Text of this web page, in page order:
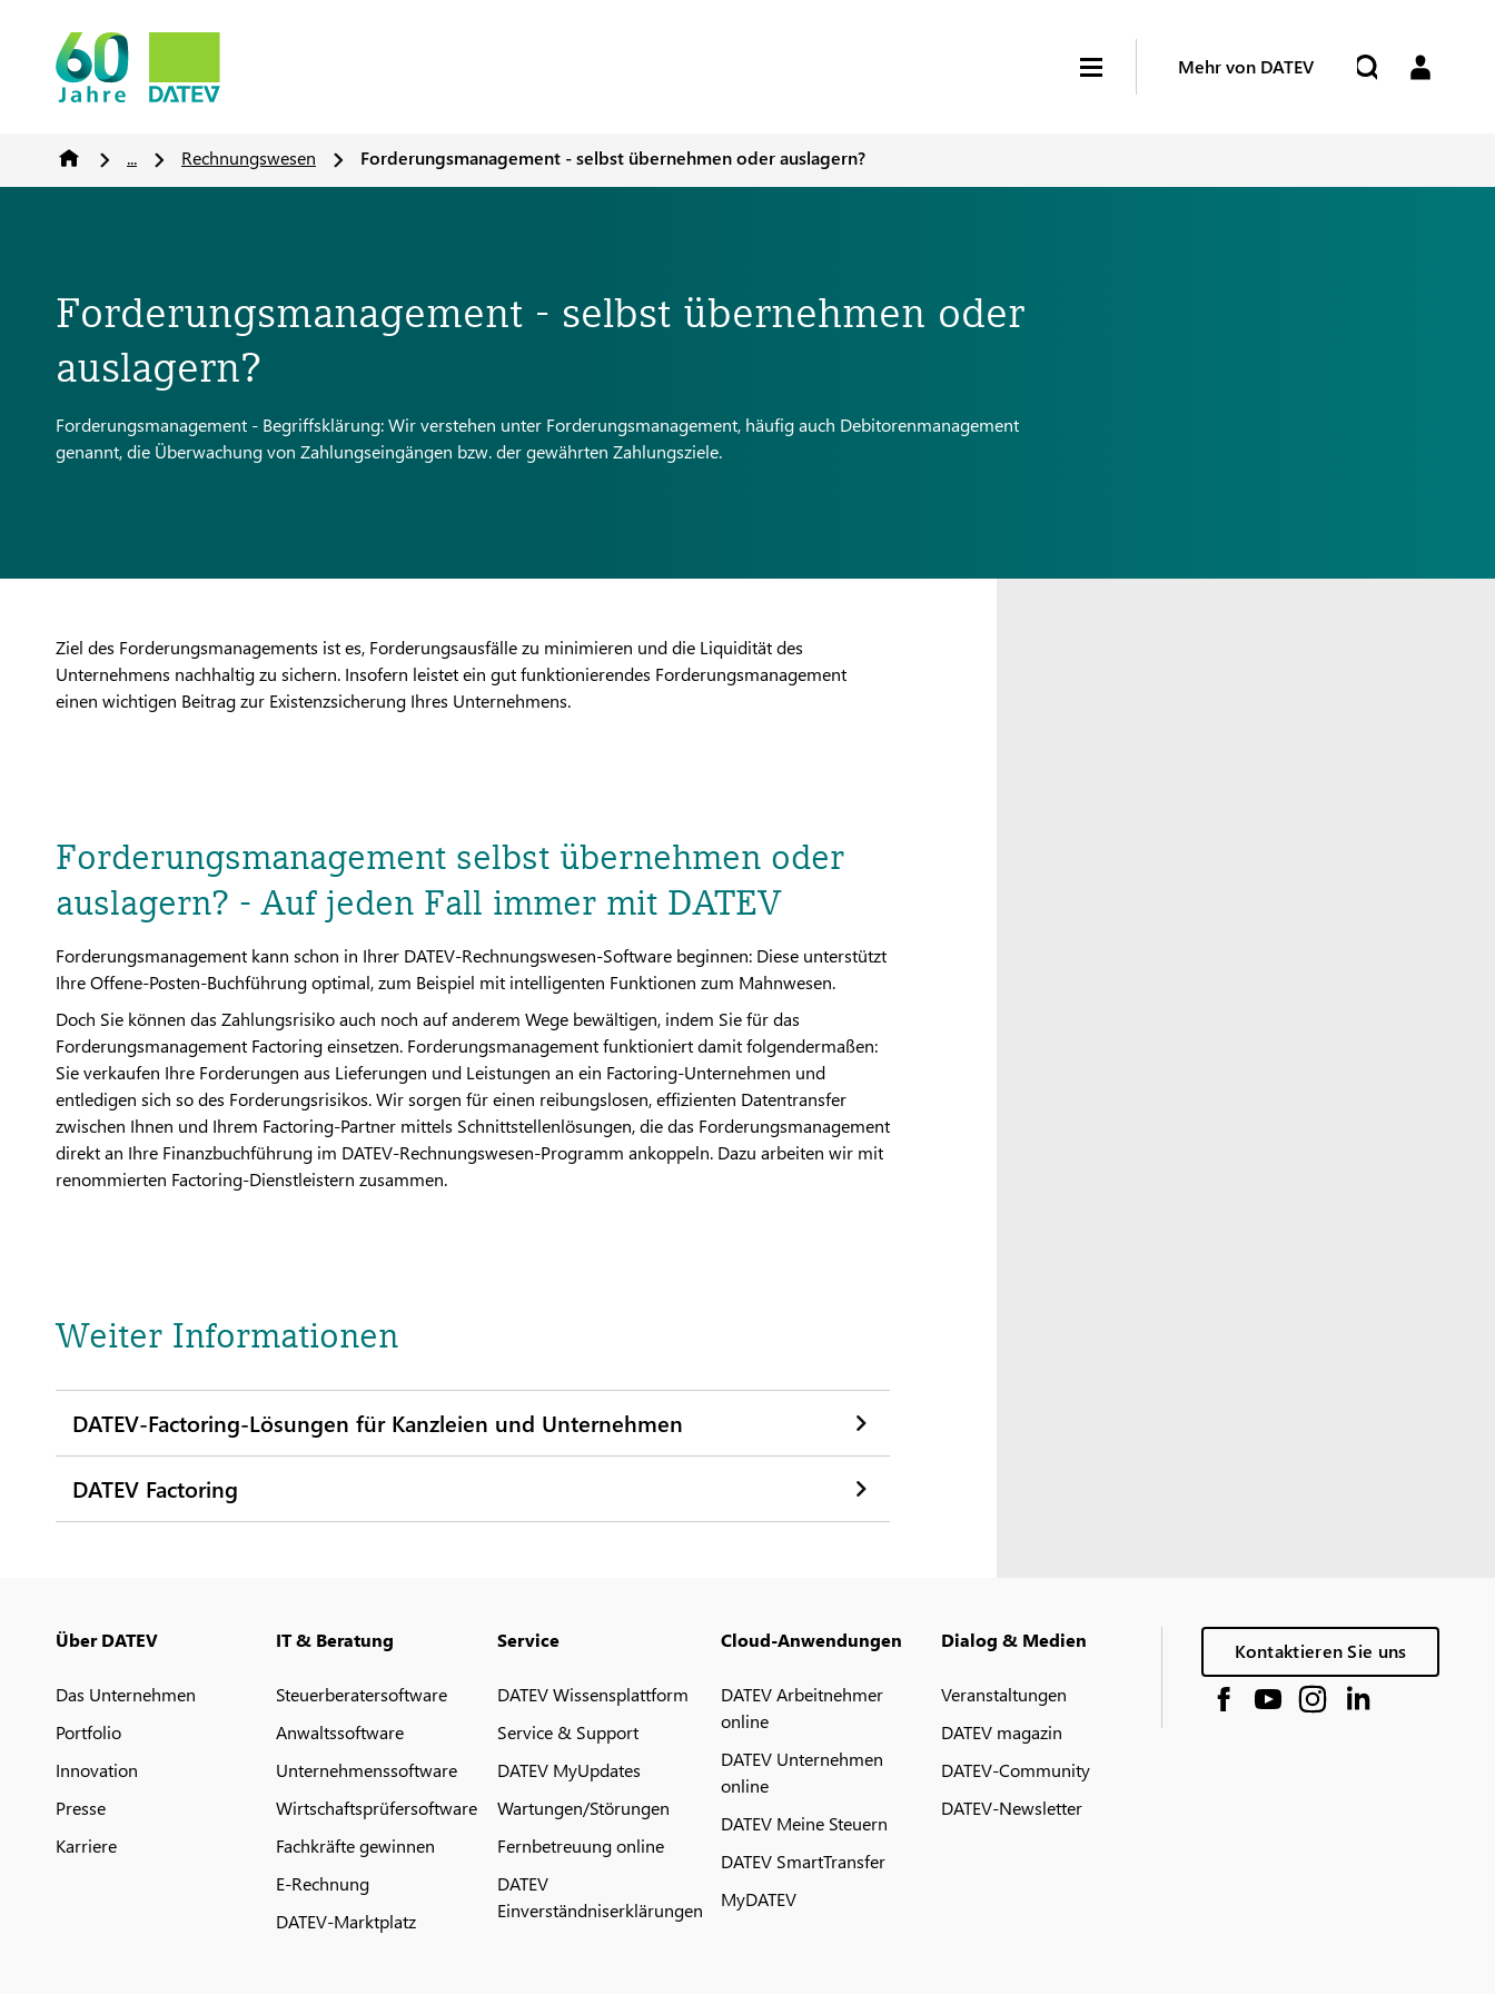
Mehr von DATEV
... Rechnungswesen Forderungsmanagement - selbst übernehmen oder auslagern?
Forderungsmanagement - selbst übernehmen oder
auslagern?
Forderungsmanagement - Begriffsklärung: Wir verstehen unter Forderungsmanagement, häufig auch Debitorenmanagement
genannt, die Überwachung von Zahlungseingängen bzw. der gewährten Zahlungsziele.
Ziel des Forderungsmanagements ist es, Forderungsausfälle zu minimieren und die Liquidität des
Unternehmens nachhaltig zu sichern. Insofern leistet ein gut funktionierendes Forderungsmanagement
einen wichtigen Beitrag zur Existenzsicherung Ihres Unternehmens.
Forderungsmanagement selbst übernehmen oder
auslagern? - Auf jeden Fall immer mit DATEV
Forderungsmanagement kann schon in Ihrer DATEV-Rechnungswesen-Software beginnen: Diese unterstützt
Ihre Offene-Posten-Buchführung optimal, zum Beispiel mit intelligenten Funktionen zum Mahnwesen.
Doch Sie können das Zahlungsrisiko auch noch auf anderem Wege bewältigen, indem Sie für das
Forderungsmanagement Factoring einsetzen. Forderungsmanagement funktioniert damit folgendermaßen:
Sie verkaufen Ihre Forderungen aus Lieferungen und Leistungen an ein Factoring-Unternehmen und
entledigen sich so des Forderungsrisikos. Wir sorgen für einen reibungslosen, effizienten Datentransfer
zwischen Ihnen und Ihrem Factoring-Partner mittels Schnittstellenlösungen, die das Forderungsmanagement
direkt an Ihre Finanzbuchführung im DATEV-Rechnungswesen-Programm ankoppeln. Dazu arbeiten wir mit
renommierten Factoring-Dienstleistern zusammen.
Weiter Informationen
DATEV-Factoring-Lösungen für Kanzleien und Unternehmen
DATEV Factoring
Über DATEV
Das Unternehmen
Portfolio
Innovation
Presse
Karriere
IT & Beratung
Steuerberatersoftware
Anwaltssoftware
Unternehmenssoftware
Wirtschaftsprüfersoftware
Fachkräfte gewinnen
E-Rechnung
DATEV-Marktplatz
Service
DATEV Wissensplattform
Service & Support
DATEV MyUpdates
Wartungen/Störungen
Fernbetreuung online
DATEV
Einverständniserklärungen
Cloud-Anwendungen
DATEV Arbeitnehmer
online
DATEV Unternehmen
online
DATEV Meine Steuern
DATEV SmartTransfer
MyDATEV
Dialog & Medien
Veranstaltungen
DATEV magazin
DATEV-Community
DATEV-Newsletter
Kontaktieren Sie uns